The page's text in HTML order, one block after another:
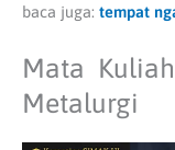
baca juga: tempat
Mata
Metalurgi